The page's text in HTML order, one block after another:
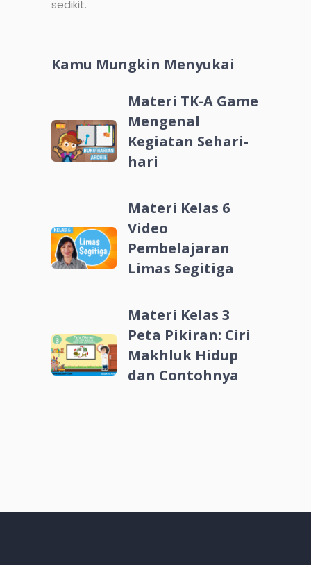
sedikit.
Kamu Mungkin Menyukai
Materi TK-A Game
Mengenal
Kegiatan Sehari-
hari
Materi Kelas 6
Video
Pembelajaran
Limas Segitiga
Materi Kelas 3
Peta Pikiran: Ciri
Makhluk Hidup
dan Contohnya